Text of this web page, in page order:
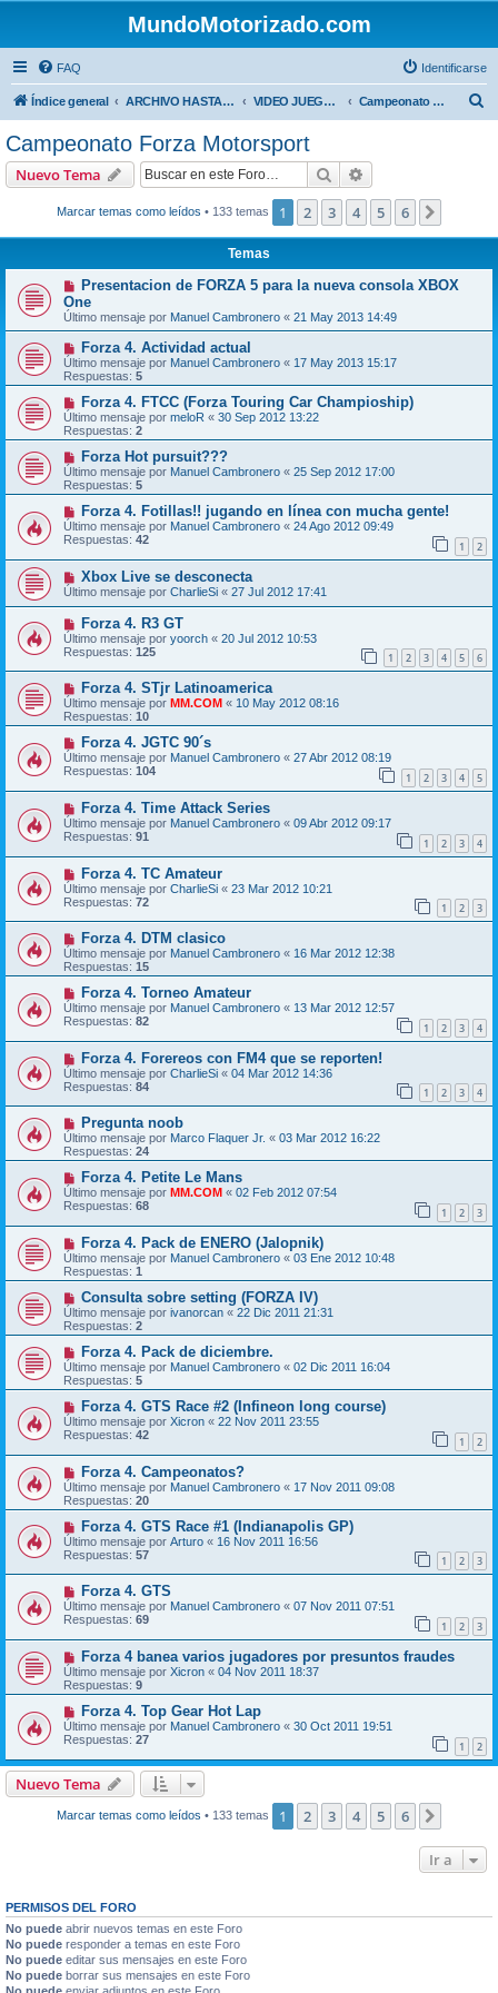
MundoMotorizado.com
FAQ Identificarse
Índice general ARCHIVO HASTA 2018 VIDEO JUEGOS DE MOTORES Campeonato Forza Motorsport
Campeonato Forza Motorsport
Nuevo Tema Buscar
Marcar temas como leídos • 133 temas 1 2 3 4 5 6
Temas
Presentacion de FORZA 5 para la nueva consola XBOX
One
Último mensaje por Manuel Cambronero « 21 May 2013 14:49
Forza 4. Actividad actual
Último mensaje por Manuel Cambronero « 17 May 2013 15:17
Respuestas: 5
Forza 4. FTCC (Forza Touring Car Champioship)
Último mensaje por meloR « 30 Sep 2012 13:22
Respuestas: 2
Forza Hot pursuit???
Último mensaje por Manuel Cambronero « 25 Sep 2012 17:00
Respuestas: 5
Forza 4. Fotillas!! jugando en línea con mucha gente!
Último mensaje por Manuel Cambronero « 24 Ago 2012 09:49
Respuestas: 42 1 2
Xbox Live se desconecta
Último mensaje por CharlieSi « 27 Jul 2012 17:41
Forza 4. R3 GT
Último mensaje por yoorch « 20 Jul 2012 10:53
Respuestas: 125 1 2 3 4 5 6
Forza 4. STjr Latinoamerica
Último mensaje por MM.COM « 10 May 2012 08:16
Respuestas: 10
Forza 4. JGTC 90´s
Último mensaje por Manuel Cambronero « 27 Abr 2012 08:19
Respuestas: 104 1 2 3 4 5
Forza 4. Time Attack Series
Último mensaje por Manuel Cambronero « 09 Abr 2012 09:17
Respuestas: 91 1 2 3 4
Forza 4. TC Amateur
Último mensaje por CharlieSi « 23 Mar 2012 10:21
Respuestas: 72 1 2 3
Forza 4. DTM clasico
Último mensaje por Manuel Cambronero « 16 Mar 2012 12:38
Respuestas: 15
Forza 4. Torneo Amateur
Último mensaje por Manuel Cambronero « 13 Mar 2012 12:57
Respuestas: 82 1 2 3 4
Forza 4. Forereos con FM4 que se reporten!
Último mensaje por CharlieSi « 04 Mar 2012 14:36
Respuestas: 84 1 2 3 4
Pregunta noob
Último mensaje por Marco Flaquer Jr. « 03 Mar 2012 16:22
Respuestas: 24
Forza 4. Petite Le Mans
Último mensaje por MM.COM « 02 Feb 2012 07:54
Respuestas: 68 1 2 3
Forza 4. Pack de ENERO (Jalopnik)
Último mensaje por Manuel Cambronero « 03 Ene 2012 10:48
Respuestas: 1
Consulta sobre setting (FORZA IV)
Último mensaje por ivanorcan « 22 Dic 2011 21:31
Respuestas: 2
Forza 4. Pack de diciembre.
Último mensaje por Manuel Cambronero « 02 Dic 2011 16:04
Respuestas: 5
Forza 4. GTS Race #2 (Infineon long course)
Último mensaje por Xicron « 22 Nov 2011 23:55
Respuestas: 42 1 2
Forza 4. Campeonatos?
Último mensaje por Manuel Cambronero « 17 Nov 2011 09:08
Respuestas: 20
Forza 4. GTS Race #1 (Indianapolis GP)
Último mensaje por Arturo « 16 Nov 2011 16:56
Respuestas: 57 1 2 3
Forza 4. GTS
Último mensaje por Manuel Cambronero « 07 Nov 2011 07:51
Respuestas: 69 1 2 3
Forza 4 banea varios jugadores por presuntos fraudes
Último mensaje por Xicron « 04 Nov 2011 18:37
Respuestas: 9
Forza 4. Top Gear Hot Lap
Último mensaje por Manuel Cambronero « 30 Oct 2011 19:51
Respuestas: 27 1 2
Nuevo Tema
Marcar temas como leídos • 133 temas 1 2 3 4 5 6
Ir a
PERMISOS DEL FORO
No puede abrir nuevos temas en este Foro
No puede responder a temas en este Foro
No puede editar sus mensajes en este Foro
No puede borrar sus mensajes en este Foro